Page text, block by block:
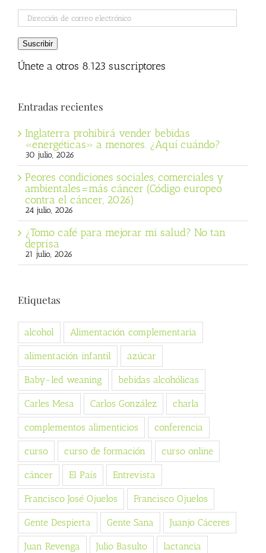
Dirección
de
correo
electrónico
Suscribir
Únete a otros 8.123 suscriptores
Entradas recientes
Inglaterra prohibirá vender bebidas
«energéticas» a menores. ¿Aquí cuándo?
30 julio, 2026
Peores condiciones sociales, comerciales y
ambientales=más cáncer (Código europeo
contra el cáncer, 2026)
24 julio, 2026
¿Tomo café para mejorar mi salud? No tan
deprisa
21 julio, 2026
Etiquetas
alcohol Alimentación complementaria
alimentación infantil azúcar
Baby-led weaning bebidas alcohólicas
Carles Mesa Carlos González charla
complementos alimenticios conferencia
curso curso de formación curso online
cáncer El País Entrevista
Francisco José Ojuelos Francisco Ojuelos
Gente Despierta Gente Sana Juanjo Cáceres
Juan Revenga Julio Basulto lactancia